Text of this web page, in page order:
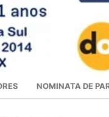
NOMINATA DE